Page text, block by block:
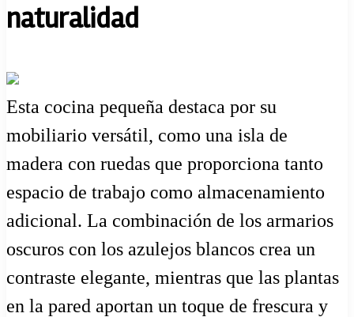
naturalidad
Esta cocina pequeña destaca por su
mobiliario versátil, como una isla de
madera con ruedas que proporciona tanto
espacio de trabajo como almacenamiento
adicional. La combinación de los armarios
oscuros con los azulejos blancos crea un
contraste elegante, mientras que las plantas
en la pared aportan un toque de frescura y